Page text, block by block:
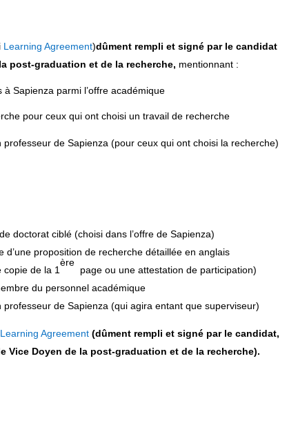
Learning Agreement)dûment rempli et signé par le candidat
post-graduation et de la recherche, mentionnant :
Sapienza parmi l’offre académique
pour ceux qui ont choisi un travail de recherche
professeur de Sapienza (pour ceux qui ont choisi la recherche)
doctorat ciblé (choisi dans l’offre de Sapienza)
d’une proposition de recherche détaillée en anglais
copie de la 1
ère
page ou une attestation de participation)
du personnel académique
professeur de Sapienza (qui agira entant que superviseur)
Learning Agreement (dûment rempli et signé par le candidat,
Vice Doyen de la post-graduation et de la recherche).